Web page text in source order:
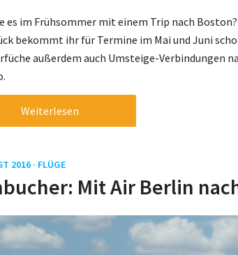
es im Frühsommer mit einem Trip nach
bekommt ihr für Termine im Mai und Juni
außerdem auch Umsteige-Verbindungen
Weiterlesen
2016 · FLÜGE
Mit Air Berlin